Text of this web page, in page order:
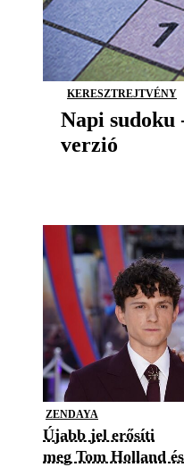
KERESZTREJTVÉNY
Napi sudoku
verzió
ZENDAYA
Újabb jel erősíti
meg Tom Holland és